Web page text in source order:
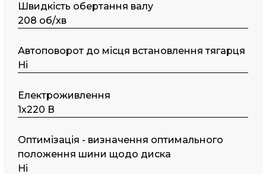
Швидкість обертання валу
208 об/хв
Автоповорот до місця встановлення тягарця
Ні
Електроживлення
1х220 В
Оптимізація - визначення оптимального
положення шини щодо диска
Ні